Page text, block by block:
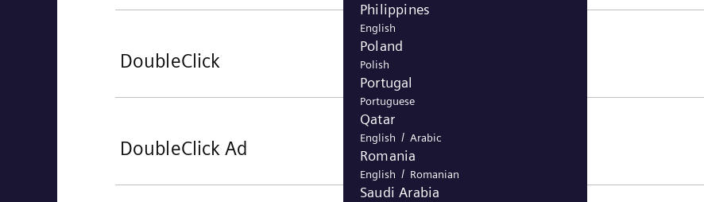
DoubleClick
DoubleClick Ad
Philippines
English
Poland
Polish
Portugal
Portuguese
Qatar
English / Arabic
Romania
English / Romanian
Saudi Arabia